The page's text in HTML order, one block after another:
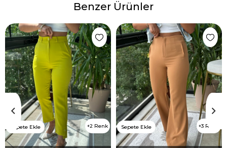
Benzer Ürünler
2 Renk
Sepete Ekle 3 Renk
Sepete Ekle